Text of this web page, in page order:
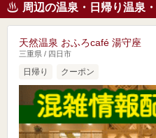
周辺の温泉・日帰り温泉
天然温泉 おふろcafé 湯守座
三重県 / 四日市
日帰り クーポン